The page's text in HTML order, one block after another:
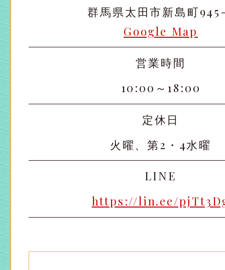
太田店
大宮店
太田店
大宮店
群馬県太田市新島町
Google Map
営業時間
10:00～18:00
定休日
火曜、第2・4水曜
LINE
https://lin.ee/